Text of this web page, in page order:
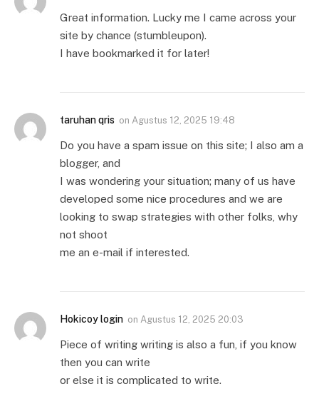
Great information. Lucky me I came across your
site by chance (stumbleupon).
I have bookmarked it for later!
taruhan qris on Agustus 12, 2025 19:48
Do you have a spam issue on this site; I also am a
blogger, and
I was wondering your situation; many of us have
developed some nice procedures and we are
looking to swap strategies with other folks, why
not shoot
me an e-mail if interested.
Hokicoy login on Agustus 12, 2025 20:03
Piece of writing writing is also a fun, if you know
then you can write
or else it is complicated to write.